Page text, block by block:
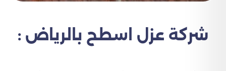
شركة عزل اسطح بالرياض :